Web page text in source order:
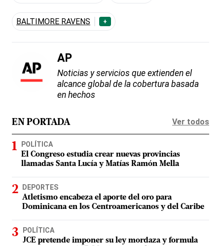
BALTIMORE RAVENS +
AP
Noticias y servicios que extienden el
alcance global de la cobertura basada
en hechos
EN PORTADA Ver todos
POLÍTICA
El Congreso estudia crear nuevas provincias
llamadas Santa Lucía y Matías Ramón Mella
DEPORTES
Atletismo encabeza el aporte del oro para
Dominicana en los Centroamericanos y del Caribe
POLÍTICA
JCE pretende imponer su ley mordaza y formula